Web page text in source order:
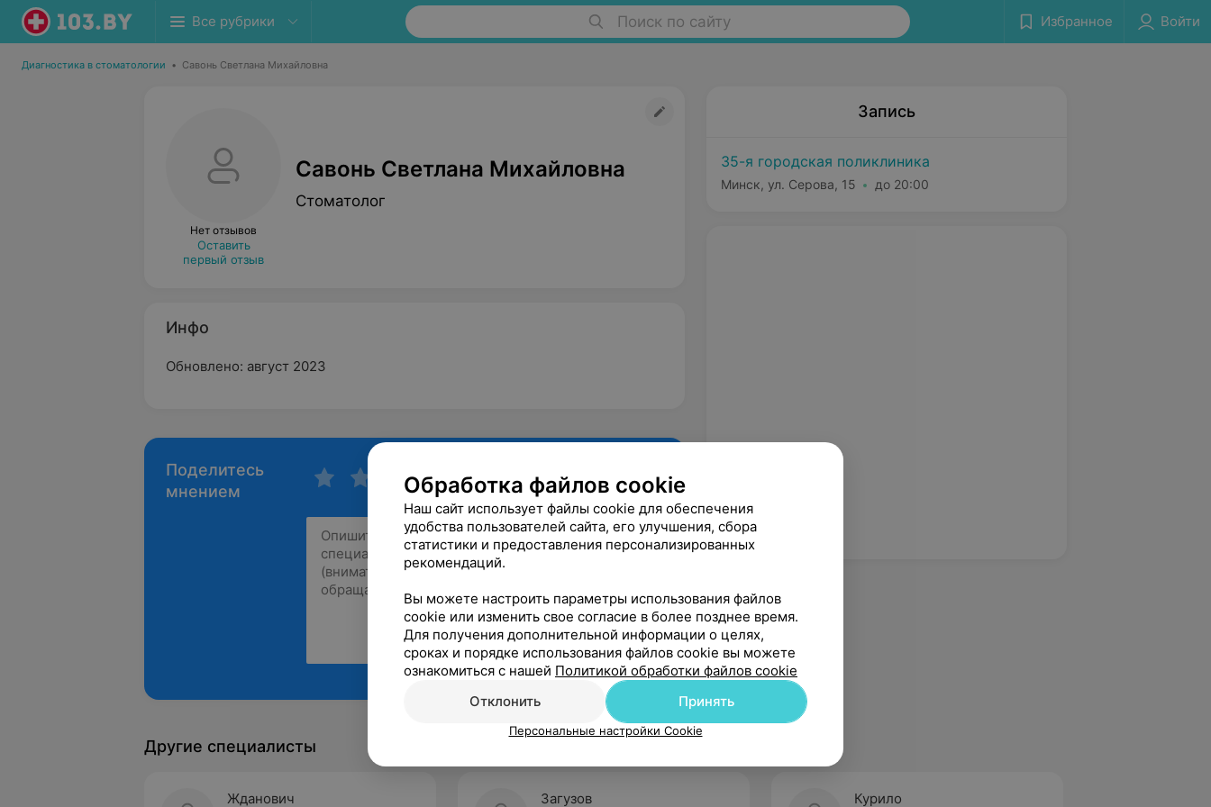
Все рубрики Поиск по сайту Избранное Войти
Диагностика в стоматологии • Савонь Светлана Михайловна
Нет отзывов
Оставить
первый отзыв
Савонь Светлана Михайловна
Стоматолог
Инфо
Обновлено: август 2023
Поделитесь
мнением
Рекомендую
Запись
35-я городская поликлиника
Минск, ул. Серова, 15 до 20:00
Другие специалисты
Жданович Загузов Курило
Обработка файлов cookie
Наш сайт использует файлы cookie для обеспечения
удобства пользователей сайта, его улучшения, сбора
статистики и предоставления персонализированных
рекомендаций.
Вы можете настроить параметры использования файлов
cookie или изменить свое согласие в более позднее время.
Для получения дополнительной информации о целях,
сроках и порядке использования файлов cookie вы можете
ознакомиться с нашей Политикой обработки файлов cookie
Отклонить
Принять
Персональные настройки Cookie